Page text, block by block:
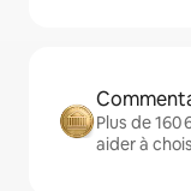
Plus de
aider à